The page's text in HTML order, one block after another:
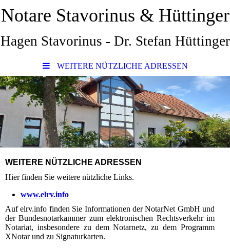
Notare Stavorinus & Hüttinger
Hagen Stavorinus - Dr. Stefan Hüttinger
WEITERE NÜTZLICHE ADRESSEN
WEITERE NÜTZLICHE ADRESSEN
Hier finden Sie weitere nützliche Links.
www.elrv.info
Auf elrv.info finden Sie Informationen der NotarNet GmbH und
der Bundesnotarkammer zum elek­tron­isch­en Rechtsverkehr im
Notariat, insbesondere zu dem No­tar­netz, zu dem Programm
XNotar und zu Sig­na­tur­kar­ten.